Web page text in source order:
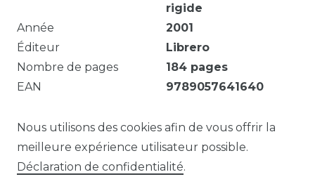
rigide
Année
2001
Éditeur
Librero
Nombre de pages
184 pages
EAN
9789057641640
Série
Geloof en rituelen
Question sur cet article?
Nous utilisons des cookies afin de vous offrir la
meilleure expérience utilisateur possible.
Déclaration de confidentialité.